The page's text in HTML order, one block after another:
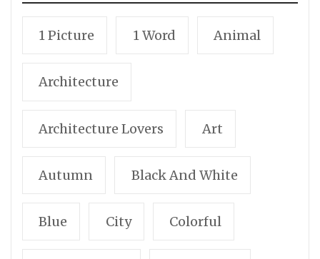
1 Picture 1 Word Animal
Architecture
Architecture Lovers Art
Autumn Black And White
Blue City Colorful